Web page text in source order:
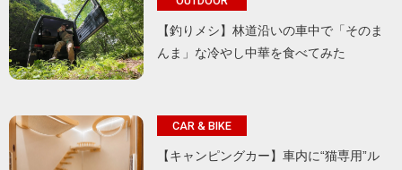
【釣りメシ】林道沿いの車中で「そのま
んま」な冷やし中華を食べてみた
CAR & BIKE
【キャンピングカー】車内に“猫専用”ル